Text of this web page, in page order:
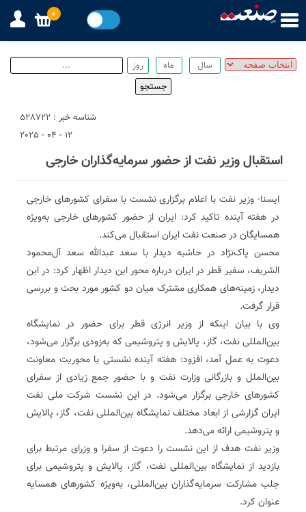
شناسه خبر : 528722
12 - 04 - 2025
استقبال وزیر نفت از حضور سرمایه‌گذاران خارجی
ایسنا- وزیر نفت با اعلام برگزاری نشست با سفرای کشورهای خارجی
در هفته آینده تاکید کرد: ایران از حضور کشورهای خارجی به‌ویژه
همسایگان در صنعت نفت ایران استقبال می‌کند.
محسن پاک‌نژاد در حاشیه دیدار با سعد عبدالله سعد آل‌محمود
الشریف، سفیر قطر در ایران درباره محور این دیدار اظهار کرد: در این
دیدار، زمینه‌های همکاری مشترک میان دو کشور مورد بحث و بررسی
قرار گرفت.
وی با بیان اینکه از وزیر انرژی قطر برای حضور در نمایشگاه
بین‌المللی نفت، گاز، پالایش و پتروشیمی که به‌زودی برگزار می‌شود،
دعوت به ‌عمل آمد، افزود: هفته آینده نشستی با محوریت معاونت
بین‌الملل و بازرگانی وزارت نفت و با حضور جمع زیادی از سفرای
کشورهای خارجی برگزار می‌شود. در این نشست شرکت ملی نفت
ایران گزارشی از ابعاد مختلف نمایشگاه بین‌المللی نفت، گاز، پالایش
و پتروشیمی ارائه می‌دهد.
وزیر نفت هدف از این نشست را دعوت از سفرا و وزرای مرتبط برای
بازدید از نمایشگاه بین‌المللی نفت، گاز، پالایش و پتروشیمی برای
جلب مشارکت سرمایه‌گذاران بین‌المللی، به‌ویژه کشورهای همسایه
عنوان کرد.
0